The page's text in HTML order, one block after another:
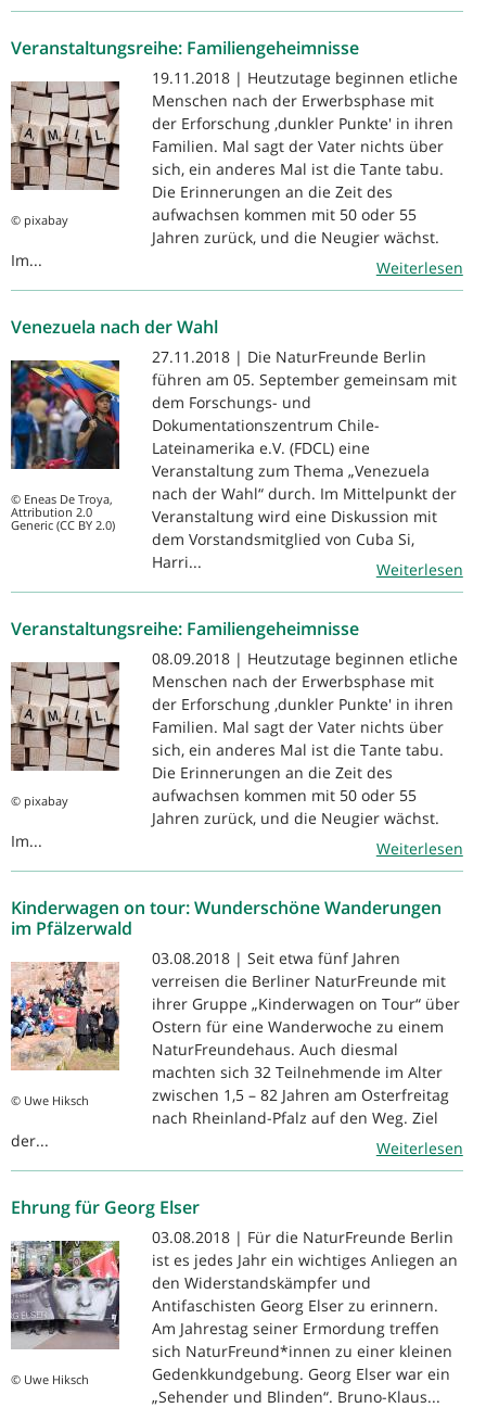
Veranstaltungsreihe: Familiengeheimnisse
© pixabay
19.11.2018 | Heutzutage beginnen etliche
Menschen nach der Erwerbsphase mit
der Erforschung ‚dunkler Punkte' in ihren
Familien. Mal sagt der Vater nichts über
sich, ein anderes Mal ist die Tante tabu.
Die Erinnerungen an die Zeit des
aufwachsen kommen mit 50 oder 55
Jahren zurück, und die Neugier wächst.
Im...
Weiterlesen
Venezuela nach der Wahl
© Eneas De Troya,
Attribution 2.0
Generic (CC BY 2.0)
27.11.2018 | Die NaturFreunde Berlin
führen am 05. September gemeinsam mit
dem Forschungs- und
Dokumentationszentrum Chile-
Lateinamerika e.V. (FDCL) eine
Veranstaltung zum Thema „Venezuela
nach der Wahl“ durch. Im Mittelpunkt der
Veranstaltung wird eine Diskussion mit
dem Vorstandsmitglied von Cuba Si,
Harri...
Weiterlesen
Veranstaltungsreihe: Familiengeheimnisse
© pixabay
08.09.2018 | Heutzutage beginnen etliche
Menschen nach der Erwerbsphase mit
der Erforschung ‚dunkler Punkte' in ihren
Familien. Mal sagt der Vater nichts über
sich, ein anderes Mal ist die Tante tabu.
Die Erinnerungen an die Zeit des
aufwachsen kommen mit 50 oder 55
Jahren zurück, und die Neugier wächst.
Im...
Weiterlesen
Kinderwagen on tour: Wunderschöne Wanderungen
im Pfälzerwald
© Uwe Hiksch
03.08.2018 | Seit etwa fünf Jahren
verreisen die Berliner NaturFreunde mit
ihrer Gruppe „Kinderwagen on Tour“ über
Ostern für eine Wanderwoche zu einem
NaturFreundehaus. Auch diesmal
machten sich 32 Teilnehmende im Alter
zwischen 1,5 – 82 Jahren am Osterfreitag
nach Rheinland-Pfalz auf den Weg. Ziel
der...
Weiterlesen
Ehrung für Georg Elser
© Uwe Hiksch
03.08.2018 | Für die NaturFreunde Berlin
ist es jedes Jahr ein wichtiges Anliegen an
den Widerstandskämpfer und
Antifaschisten Georg Elser zu erinnern.
Am Jahrestag seiner Ermordung treffen
sich NaturFreund*innen zu einer kleinen
Gedenkkundgebung. Georg Elser war ein
„Sehender und Blinden“. Bruno-Klaus...